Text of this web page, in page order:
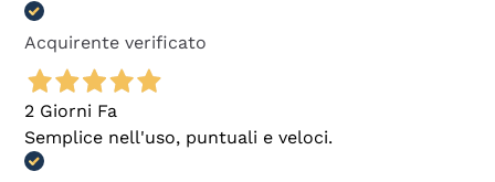
Acquirente verificato
2 Giorni Fa
Semplice nell'uso, puntuali e veloci.